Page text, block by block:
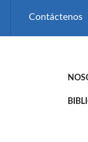
Contáctenos